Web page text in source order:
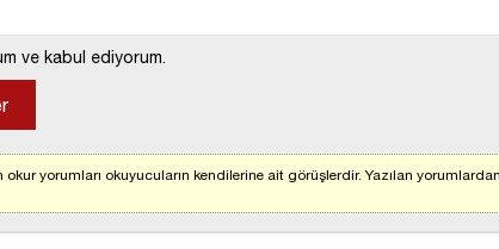
ve kabul ediyorum.
okur yorumları okuyucuların kendilerine ait görüşlerdir. Yazılan